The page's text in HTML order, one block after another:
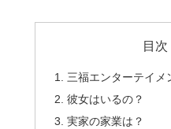
目次
三福エンターテイメ
彼女はいるの？
実家の家業は？